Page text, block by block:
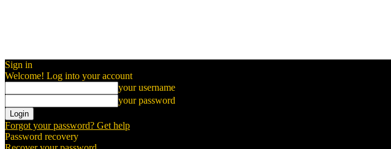
Sign in
Welcome! Log into your account
your username
your password
Forgot your password? Get help
Password recovery